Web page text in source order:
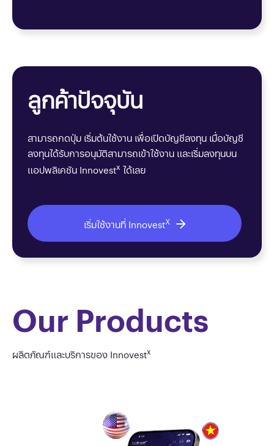
ลูกค้าปัจจุบัน
สามารถกดปุ่ม เริ่มต้นใช้งาน เพื่อเปิดบัญชีลงทุน เมื่อบัญชี
ลงทุนได้รับการอนุมัติสามารถเข้าใช้งาน และเริ่มลงทุนบน
แอปพลิเคชัน Innovestx ได้เลย
เริ่มใช้งานที่ InnovestX
Our Products
ผลิตภัณฑ์และบริการของ Innovestx